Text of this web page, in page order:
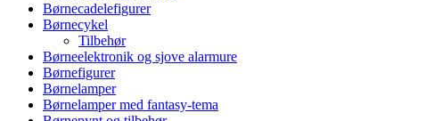
Børnecadelefigurer
Børnecykel
Tilbehør
Børneelektronik og sjove alarmure
Børnefigurer
Børnelamper
Børnelamper med fantasy-tema